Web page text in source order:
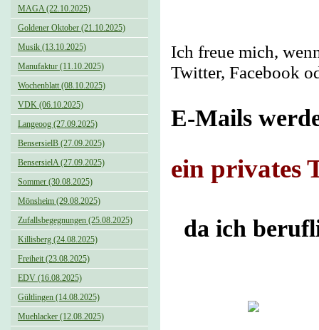
MAGA (22.10.2025)
Goldener Oktober (21.10.2025)
Musik (13.10.2025)
Manufaktur (11.10.2025)
Wochenblatt (08.10.2025)
VDK (06.10.2025)
Langeoog (27.09.2025)
BensersielB (27.09.2025)
BensersielA (27.09.2025)
Sommer (30.08.2025)
Mönsheim (29.08.2025)
Zufallsbegegnungen (25.08.2025)
Killisberg (24.08.2025)
Freiheit (23.08.2025)
EDV (16.08.2025)
Gültlingen (14.08.2025)
Muehlacker (12.08.2025)
Ich freue mich,
Twitter, Facebook
E-Mails
ein privates
da ich